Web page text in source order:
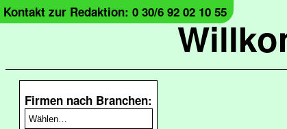
Kontakt zur Redaktion: 0 30/6 92 02 10 55
Firmen nach Branchen: